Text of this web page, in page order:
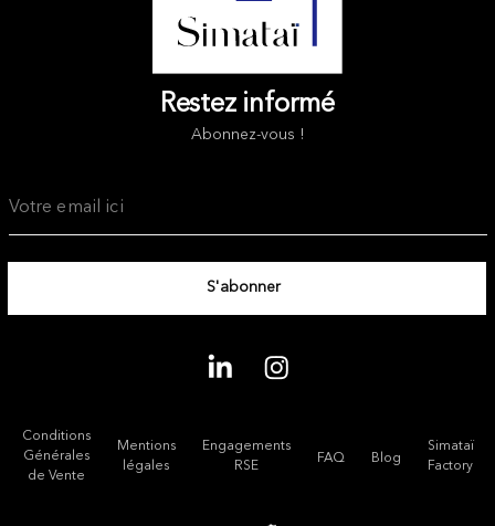
Restez informé
Abonnez-vous !
Conditions
Générales
de Vente
Mentions
légales
Engagements
RSE
FAQ Blog
Simataï
Factory